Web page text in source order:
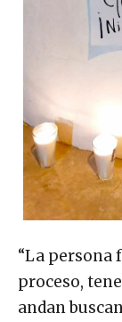
“La persona
proceso,
andan